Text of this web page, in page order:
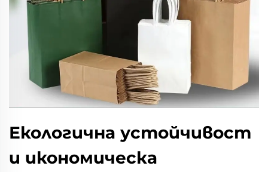
Екологична устойчивост
и икономическа